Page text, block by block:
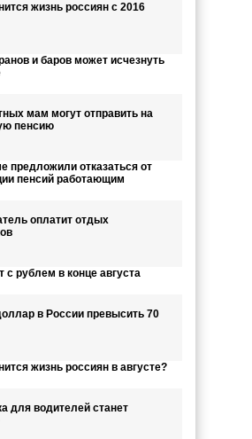
жизнь россиян с 2016
и баров может исчезнуть
мам могут отправить на
пенсию
предложили отказаться от
пенсий работающим
оплатит отдых
с рублем в конце августа
в России превысить 70
жизнь россиян в августе?
для водителей станет